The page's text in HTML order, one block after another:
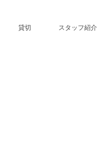
貸切 スタッフ紹介